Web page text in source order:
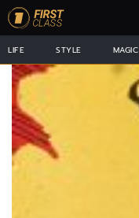
LIFE STYLE MAGIC